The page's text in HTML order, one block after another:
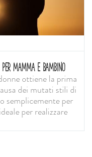
MAMMA E BAMBINO
ottiene la prima
dei mutati stili di
semplicemente per
per realizzare